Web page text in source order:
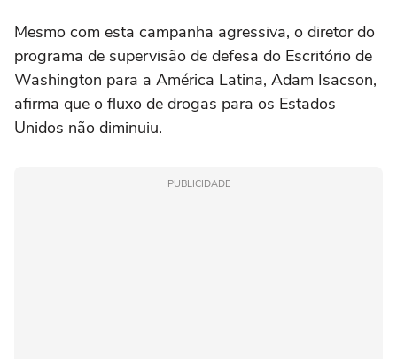
Mesmo com esta campanha agressiva, o diretor do
programa de supervisão de defesa do Escritório de
Washington para a América Latina, Adam Isacson,
afirma que o fluxo de drogas para os Estados
Unidos não diminuiu.
PUBLICIDADE